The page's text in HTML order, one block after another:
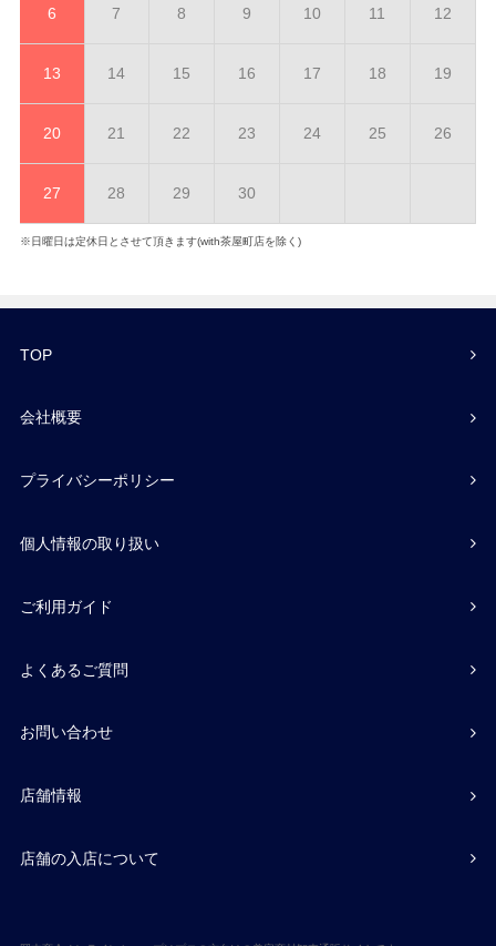
6 7 8 9 10 11 12
13 14 15 16 17 18 19
20 21 22 23 24 25 26
27 28 29 30
※日曜日は定休日とさせて頂きます(with茶屋町店を除く)
TOP
会社概要
プライバシーポリシー
個人情報の取り扱い
ご利用ガイド
よくあるご質問
お問い合わせ
店舗情報
店舗の入店について